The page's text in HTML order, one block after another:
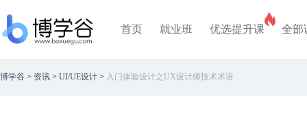
首页 就业班 优选提升课 全部
博学谷 > 资讯 > UI/UE设计 > 入门体验设计之UX设计师技术术语